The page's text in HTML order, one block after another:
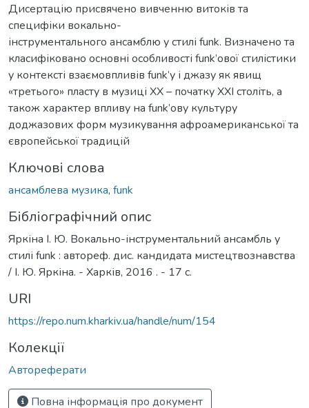
Дисертацію присвячено вивченню витоків та
специфіки вокально-
інструментального ансамблю у стилі funk. Визначено та
класифіковано основні особливості funk’ової стилістики
у контексті взаємовпливів funk’у і джазу як явищ
«третього» пласту в музиці ХХ – початку ХХІ століть, а
також характер впливу на funk’ову культуру
доджазових форм музикування афроамериканської та
європейської традицій
Ключові слова
ансамблева музика, funk
Бібліографічний опис
Яркіна І. Ю. Вокально-інструментальний ансамбль у
стилі funk : автореф. дис. кандидата мистецтвознавства
/ І. Ю. Яркіна. - Харків, 2016 . - 17 с.
URI
https://repo.num.kharkiv.ua/handle/num/154
Колекції
Автореферати
Повна інформація про документ